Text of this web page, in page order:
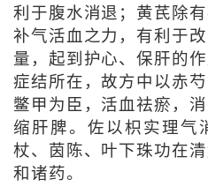
利于腹水消退；黄芪除
补气活血之力，有利于
量，起到护心、保肝的
症结所在，故方中以赤
鳖甲为臣，活血祛瘀，
缩肝脾。佐以枳实理气
杖、茵陈、叶下珠功在
和诸药。